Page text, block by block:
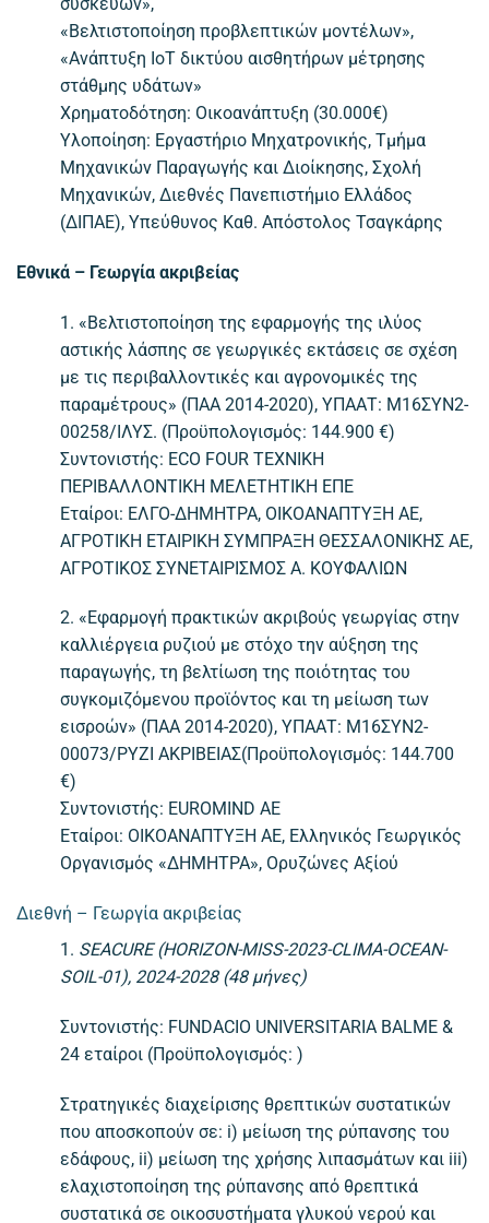
«Βελτιστοποίηση προβλεπτικών μοντέλων»,
«Ανάπτυξη ΙοΤ δικτύου αισθητήρων μέτρησης
στάθμης υδάτων»
Χρηματοδότηση: Οικοανάπτυξη (30.000€)
Υλοποίηση: Εργαστήριο Μηχατρονικής, Τμήμα
Μηχανικών Παραγωγής και Διοίκησης, Σχολή
Μηχανικών, Διεθνές Πανεπιστήμιο Ελλάδος
(ΔΙΠΑΕ), Υπεύθυνος Καθ. Απόστολος Τσαγκάρης
Εθνικά – Γεωργία ακριβείας
1. «Βελτιστοποίηση της εφαρμογής της ιλύος
αστικής λάσπης σε γεωργικές εκτάσεις σε σχέση
με τις περιβαλλοντικές και αγρονομικές της
παραμέτρους» (ΠΑΑ 2014-2020), ΥΠΑΑΤ: Μ16ΣΥΝ2-
00258/ΙΛΥΣ. (Προϋπολογισμός: 144.900 €)
Συντονιστής: ECO FOUR ΤΕΧΝΙΚΗ
ΠΕΡΙΒΑΛΛΟΝΤΙΚΗ ΜΕΛΕΤΗΤΙΚΗ ΕΠΕ
Εταίροι: ΕΛΓΟ-ΔΗΜΗΤΡΑ, ΟΙΚΟΑΝΑΠΤΥΞΗ ΑΕ,
ΑΓΡΟΤΙΚΗ ΕΤΑΙΡΙΚΗ ΣΥΜΠΡΑΞΗ ΘΕΣΣΑΛΟΝΙΚΗΣ ΑΕ,
ΑΓΡΟΤΙΚΟΣ ΣΥΝΕΤΑΙΡΙΣΜΟΣ Α. ΚΟΥΦΑΛΙΩΝ
2. «Εφαρμογή πρακτικών ακριβούς γεωργίας στην
καλλιέργεια ρυζιού με στόχο την αύξηση της
παραγωγής, τη βελτίωση της ποιότητας του
συγκομιζόμενου προϊόντος και τη μείωση των
εισροών» (ΠΑΑ 2014-2020), ΥΠΑΑΤ: Μ16ΣΥΝ2-
00073/ΡΥΖΙ ΑΚΡΙΒΕΙΑΣ(Προϋπολογισμός: 144.700
€)
Συντονιστής: EUROMIND ΑΕ
Εταίροι: ΟΙΚΟΑΝΑΠΤΥΞΗ ΑΕ, Ελληνικός Γεωργικός
Οργανισμός «ΔΗΜΗΤΡΑ», Ορυζώνες Αξίού
Διεθνή – Γεωργία ακριβείας
1. SEACURE (HORIZON-MISS-2023-CLIMA-OCEAN-
SOIL-01), 2024-2028 (48 μήνες)
Συντονιστής: FUNDACIO UNIVERSITARIA BALME &
24 εταίροι (Προϋπολογισμός: )
Στρατηγικές διαχείρισης θρεπτικών συστατικών
που αποσκοπούν σε: i) μείωση της ρύπανσης του
εδάφους, ii) μείωση της χρήσης λιπασμάτων και iii)
ελαχιστοποίηση της ρύπανσης από θρεπτικά
συστατικά σε οικοσυστήματα γλυκού νερού και